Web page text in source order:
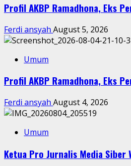
Profil AKBP Ramadhona, Eks
Ferdi ansyah August 5, 2026
Umum
Profil AKBP Ramadhona, Eks
Ferdi ansyah August 4, 2026
Umum
Ketua Pro Jurnalis Media Siber